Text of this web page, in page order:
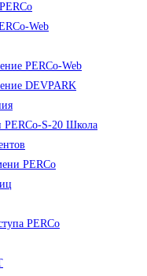
Web
PERCo-Web
DEVPARK
PERCo-S-20 Школа
PERCo
PERCo